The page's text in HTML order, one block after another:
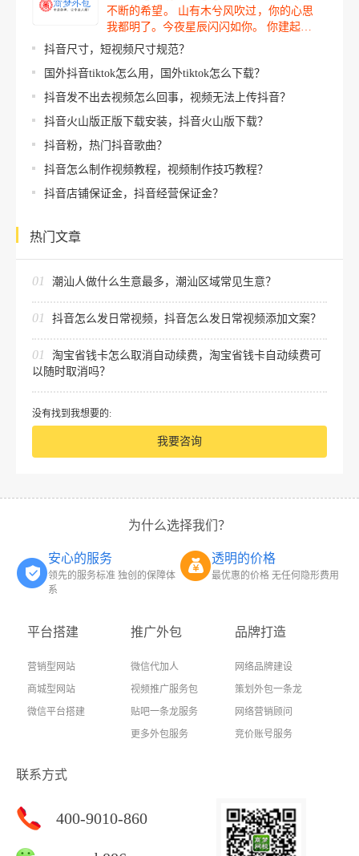
不断的希望。 山有木兮风吹过，你的心思
我都明了。今夜星辰闪闪如你。 你建起…
抖音尺寸，短视频尺寸规范？
国外抖音tiktok怎么用，国外tiktok怎么下载？
抖音发不出去视频怎么回事，视频无法上传抖音？
抖音火山版正版下载安装，抖音火山版下载？
抖音粉，热门抖音歌曲？
抖音怎么制作视频教程，视频制作技巧教程？
抖音店铺保证金，抖音经营保证金？
热门文章
01 潮汕人做什么生意最多，潮汕区域常见生意？
01 抖音怎么发日常视频，抖音怎么发日常视频添加文案？
01
淘宝省钱卡怎么取消自动续费，淘宝省钱卡自动续费可
以随时取消吗？
没有找到我想要的:
我要咨询
为什么选择我们？
安心的服务
领先的服务标准 独创的保障体
系
透明的价格
最优惠的价格 无任何隐形费用
平台搭建
营销型网站
商城型网站
微信平台搭建
推广外包
微信代加人
视频推广服务包
贴吧一条龙服务
更多外包服务
品牌打造
网络品牌建设
策划外包一条龙
网络营销顾问
竞价账号服务
联系方式
400-9010-860